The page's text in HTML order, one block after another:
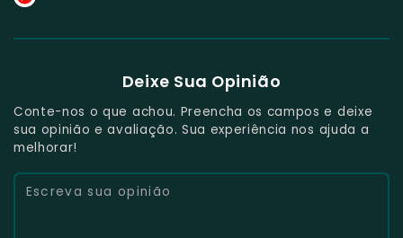
Deixe Sua Opinião
Conte-nos o que achou. Preencha os campos e deixe
sua opinião e avaliação. Sua experiência nos ajuda a
melhorar!